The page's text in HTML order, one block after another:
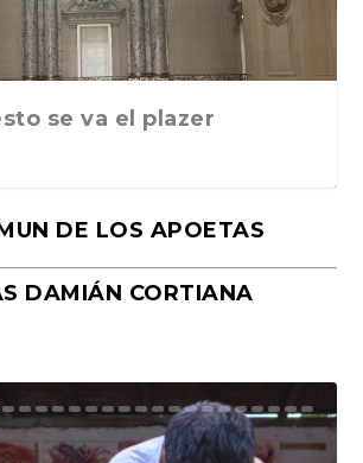
se va el plazer
DE LOS APOETAS
DAMIÁN CORTIANA